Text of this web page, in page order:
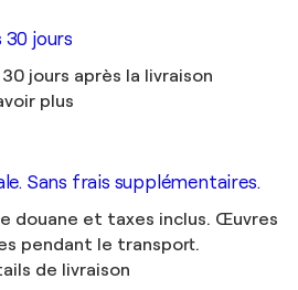
30 jours
jours après la livraison
plus
Sans frais supplémentaires.
douane et taxes inclus. Œuvres
pendant le transport.
de livraison